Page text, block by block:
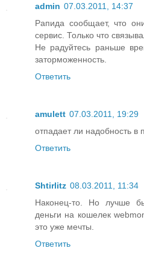
admin 07.03.2011, 14:37
Рапида сообщает, что
сервис. Только что
Не радуйтесь раньше
заторможенность.
Ответить
amulett 07.03.2011, 19:29
отпадает ли надобность в
Ответить
Shtirlitz 08.03.2011, 11:34
Наконец-то. Но лучше
деньги на кошелек
это уже мечты.
Ответить